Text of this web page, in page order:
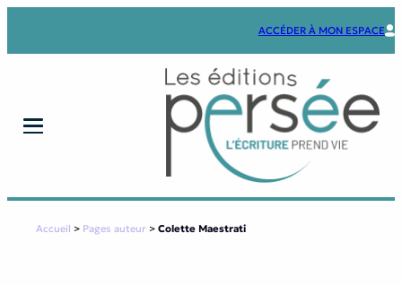
ACCÉDER À MON ESPACE
Accueil > Pages auteur > Colette Maestrati